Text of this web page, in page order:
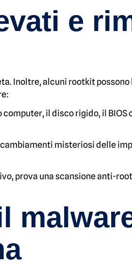
e
Inoltre, alcuni rootkit
il disco rigido, il BIOS
misteriosi delle
prova una scansione anti-